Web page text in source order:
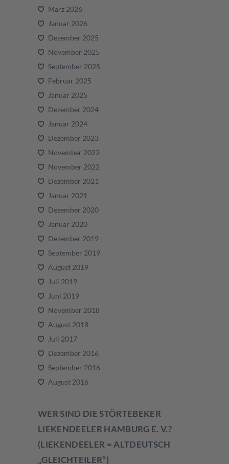
März 2026
Januar 2026
Dezember 2025
November 2025
September 2025
Februar 2025
Januar 2025
Dezember 2024
Januar 2024
Dezember 2023
November 2023
November 2022
Dezember 2021
Januar 2021
Dezember 2020
Januar 2020
Dezember 2019
September 2019
August 2019
Juli 2019
Juni 2019
November 2018
August 2018
Juli 2017
Dezember 2016
September 2016
August 2016
WER SIND DIE STÖRTEBEKER
LIEKENDEELER HAMBURG E. V.?
(LIEKENDEELER = ALTDEUTSCH
„GLEICHTEILER“)